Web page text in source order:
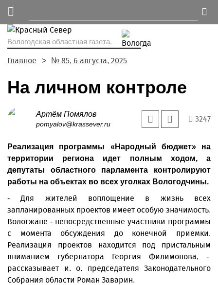
Вологодская областная газета.
Главное № 85, 6 августа, 2025
На личном контроле
Артём Помялов
pomyalov@krassever.ru
3247
Реализация программы «Народный бюджет» на
территории региона идет полным ходом, а
депутаты областного парламента контролируют
работы на объектах во всех уголках Вологодчины.
- Для жителей воплощение в жизнь всех
запланированных проектов имеет особую значимость.
Вологжане - непосредственные участники программы
с момента обсуждения до конечной приемки.
Реализация проектов находится под пристальным
вниманием губернатора Георгия Филимонова, -
рассказывает и. о. председателя Законодательного
Собрания области Роман Заварин.